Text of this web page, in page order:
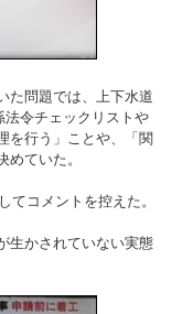
た問題では、上下水道
法令チェックリストや
を行う」ことや、「関
ていた。
てコメントを控えた。
生かされていない実態